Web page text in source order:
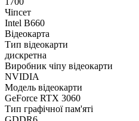
Чіпсет
Intel B660
Відеокарта
Тип відеокарти
дискретна
Виробник чіпу відеокарти
NVIDIA
Модель відеокарти
GeForce RTX 3060
Тип графічної пам'яті